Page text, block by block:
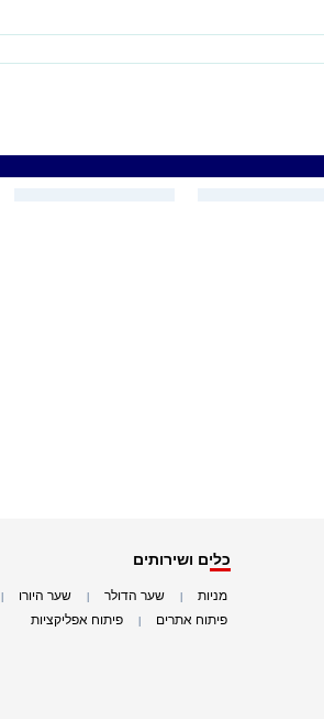
כלים ושירותים
מניות שער הדולר שער היורו
פיתוח אתרים פיתוח אפליקציות